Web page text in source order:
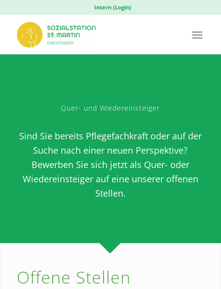
Intern (Login)
Quer- und Wiedereinsteiger
Sind Sie bereits Pflegefachkraft oder auf der
Suche nach einer neuen Perspektive?
Bewerben Sie sich jetzt als Quer- oder
Wiedereinsteiger auf eine unserer offenen
Stellen.
Offene Stellen